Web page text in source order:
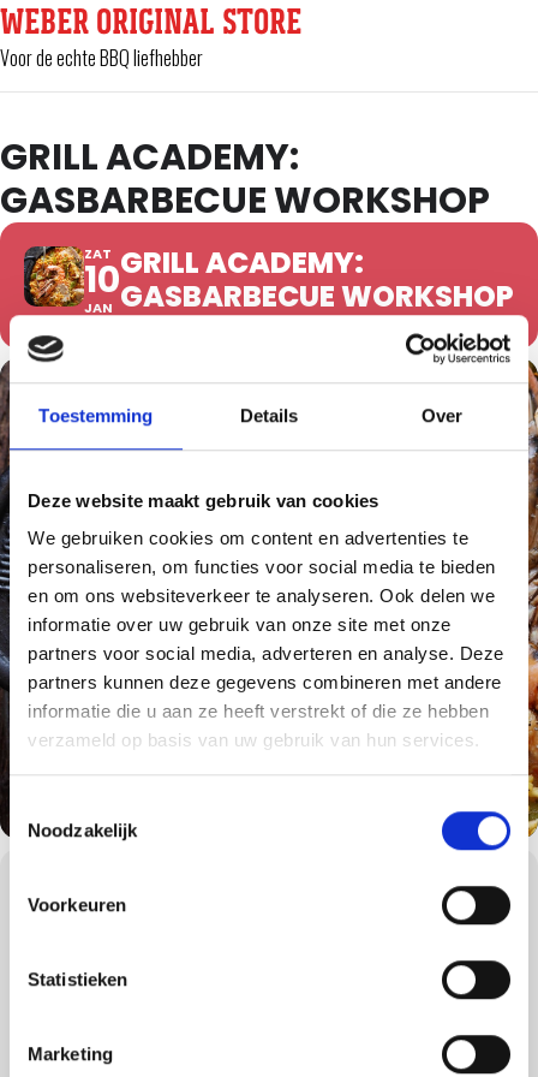
Toestemming Details Over
Deze website maakt gebruik van cookies
We gebruiken cookies om content en advertenties te
personaliseren, om functies voor social media te bieden
en om ons websiteverkeer te analyseren. Ook delen we
informatie over uw gebruik van onze site met onze
partners voor social media, adverteren en analyse. Deze
partners kunnen deze gegevens combineren met andere
informatie die u aan ze heeft verstrekt of die ze hebben
verzameld op basis van uw gebruik van hun services.
Noodzakelijk
Voorkeuren
Statistieken
Marketing
WEBER ORIGINAL STORE
Voor de echte BBQ liefhebber
GRILL ACADEMY:
GASBARBECUE WORKSHOP
ZAT
10
JAN
GRILL ACADEMY:
GASBARBECUE WORKSHOP
Samen om en rond de barbecue worden mooie herinneringen
gemaakt, dit is de ultieme Weber beleving waar nog lang over
wordt nagepraat. Komen er onverwachts vrienden langs of heeft u
gasbarbecue binnen enkele minuten klaar voor gebruik.